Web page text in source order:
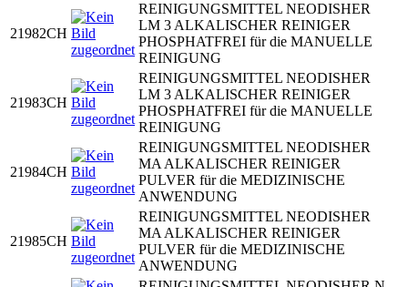
21982CH
REINIGUNGSMITTEL NEODISHER
LM 3 ALKALISCHER REINIGER
PHOSPHATFREI für die MANUELLE
REINIGUNG
21983CH
REINIGUNGSMITTEL NEODISHER
LM 3 ALKALISCHER REINIGER
PHOSPHATFREI für die MANUELLE
REINIGUNG
21984CH
REINIGUNGSMITTEL NEODISHER
MA ALKALISCHER REINIGER
PULVER für die MEDIZINISCHE
ANWENDUNG
21985CH
REINIGUNGSMITTEL NEODISHER
MA ALKALISCHER REINIGER
PULVER für die MEDIZINISCHE
ANWENDUNG